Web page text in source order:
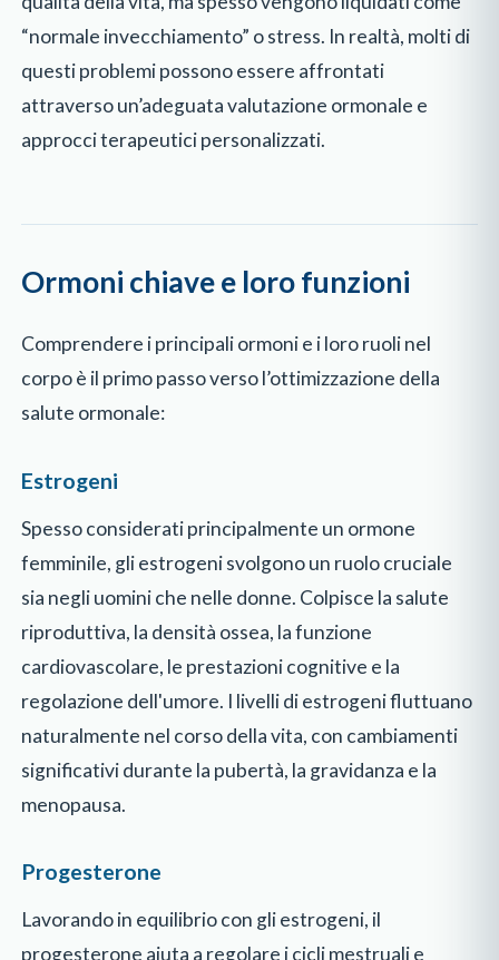
“normale invecchiamento” o stress. In realtà, molti di
questi problemi possono essere affrontati
attraverso un’adeguata valutazione ormonale e
approcci terapeutici personalizzati.
Ormoni chiave e loro funzioni
Comprendere i principali ormoni e i loro ruoli nel
corpo è il primo passo verso l’ottimizzazione della
salute ormonale:
Estrogeni
Spesso considerati principalmente un ormone
femminile, gli estrogeni svolgono un ruolo cruciale
sia negli uomini che nelle donne. Colpisce la salute
riproduttiva, la densità ossea, la funzione
cardiovascolare, le prestazioni cognitive e la
regolazione dell'umore. I livelli di estrogeni fluttuano
naturalmente nel corso della vita, con cambiamenti
significativi durante la pubertà, la gravidanza e la
menopausa.
Progesterone
Lavorando in equilibrio con gli estrogeni, il
progesterone aiuta a regolare i cicli mestruali e